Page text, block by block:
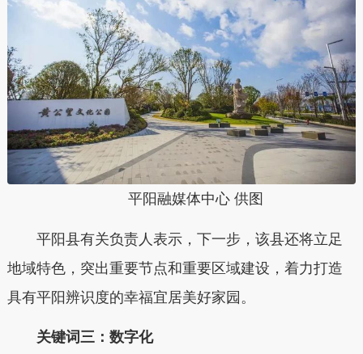
平阳融媒体中心 供图
平阳县有关负责人表示，下一步，该县还将立足
地域特色，突出重要节点和重要区域建设，着力打造
具有平阳辨识度的幸福宜居美好家园。
关键词三：数字化